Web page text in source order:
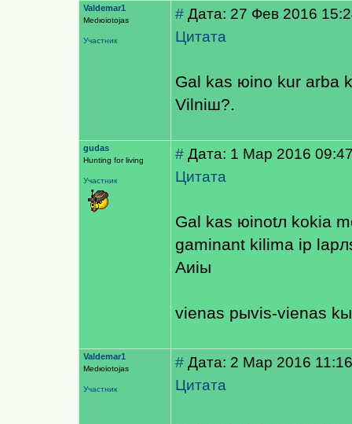
Valdemar1
Medюiotojas
Участник
# Дата: 27 Фев 2016
Цитата
Gal kas юino kur arba
Vilniш?.
gudas
Hunting for living
Участник
# Дата: 1 Мар 2016
Цитата
Gal kas юinotл kokia
gaminant kilimа iр
Aиiы
vienas рыvis-vienas
Valdemar1
Medюiotojas
Участник
# Дата: 2 Мар 2016 11:16
Цитата